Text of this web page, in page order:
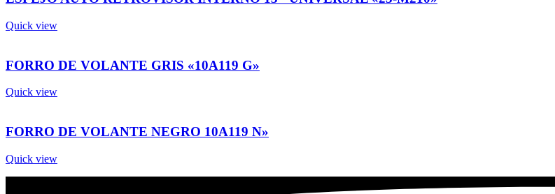
Quick view
FORRO DE VOLANTE GRIS «10A119 G»
Quick view
FORRO DE VOLANTE NEGRO 10A119 N»
Quick view